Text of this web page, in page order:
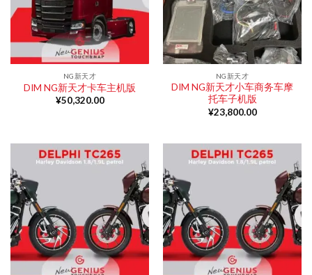
NG新天才
DIM NG新天才卡车主机版
¥50,320.00
NG新天才
DIM NG新天才小车商务车摩
托车子机版
¥23,800.00